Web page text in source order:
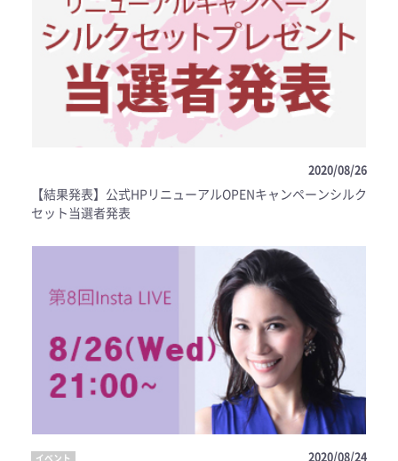
2020/08/26
【結果発表】公式HPリニューアルOPENキャンペーンシルク
セット当選者発表
イベント 2020/08/24